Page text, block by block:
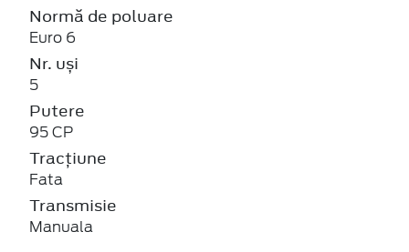
Normă de poluare
Euro 6
Nr. uși
5
Putere
95 CP
Tracțiune
Fata
Transmisie
Manuala